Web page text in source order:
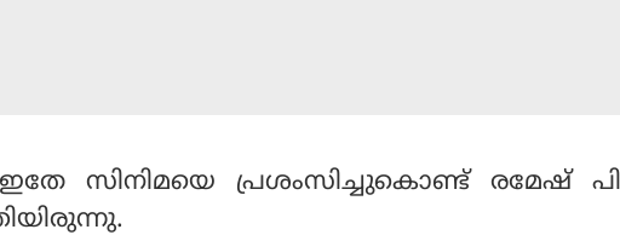
സിനിമയെ പ്രശംസിച്ചുകൊണ്ട് രമേഷ്